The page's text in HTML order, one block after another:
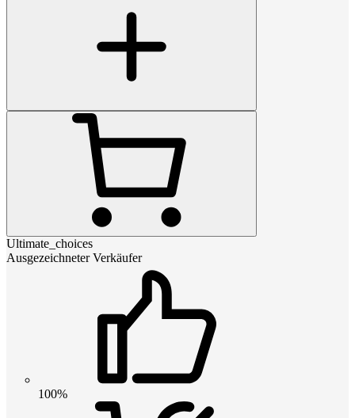
Ultimate_choices
Ausgezeichneter Verkäufer
100%